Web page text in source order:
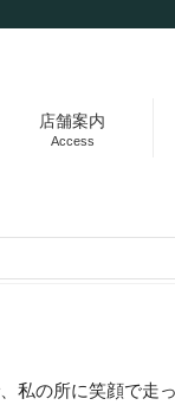
店舗案内
Access
私の所に笑顔で走